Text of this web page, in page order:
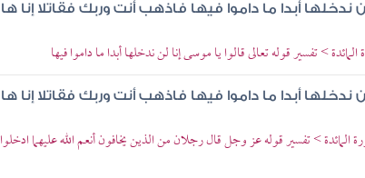
ندخلها أبدا ما داموا فيها فاذهب أنت وربك فقاتلا إنا ها
> تفسير قوله تعالى قالوا يا موسى إنا لن ندخلها أبدا ما داموا فيها
ندخلها أبدا ما داموا فيها فاذهب أنت وربك فقاتلا إنا ها
المائدة > تفسير قوله عز وجل قال رجلان من الذين يخافون أنعم الله عليهما ادخلوا